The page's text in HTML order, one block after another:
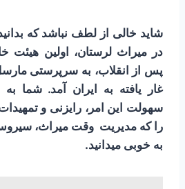
شاید خالی از لطف نباشد که
در میراث لرستان، اولین هیئت
پس از انقلاب، به سرپرستی
غار یافته به ایران آمد. شما
سهولت این امر، رایزنی و
را که مدیریت وقت میراث، سیروس
به خوبی می­­دانید.